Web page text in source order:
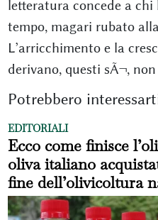
letteratura concede a chi
tempo, magari rubato
L’arricchimento e la
derivano, questi sÃ¬,
Potrebbero
EDITORIALI
Ecco come finisce
oliva italiano
fine dell’olivicoltura